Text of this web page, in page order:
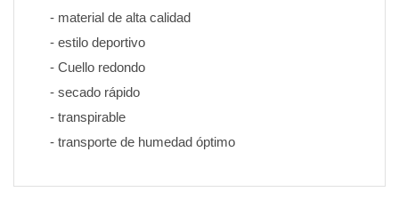
- material de alta calidad
- estilo deportivo
- Cuello redondo
- secado rápido
- transpirable
- transporte de humedad óptimo